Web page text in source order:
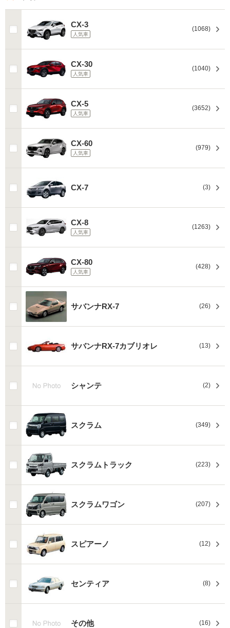
CX-3
人気車
(1068)
CX-30
人気車
(1040)
CX-5
人気車
(3652)
CX-60
人気車
(979)
CX-7 (3)
CX-8
人気車
(1263)
CX-80
人気車
(428)
サバンナRX-7 (26)
サバンナRX-7カブリオレ (13)
シャンテ (2)
スクラム (349)
スクラムトラック (223)
スクラムワゴン (207)
スピアーノ (12)
センティア (8)
その他 (16)